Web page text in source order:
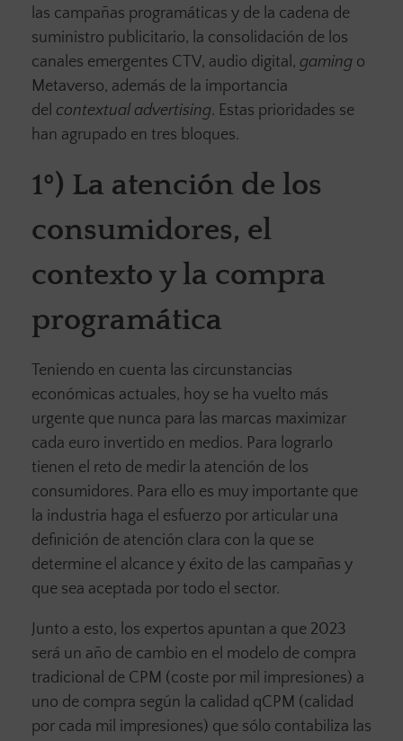
las campañas programáticas y de la cadena de
suministro publicitario, la consolidación de los
canales emergentes CTV, audio digital, gaming o
Metaverso, además de la importancia
del contextual advertising. Estas prioridades se
han agrupado en tres bloques.
1º) La atención de los
consumidores, el
contexto y la compra
programática
Teniendo en cuenta las circunstancias
económicas actuales, hoy se ha vuelto más
urgente que nunca para las marcas maximizar
cada euro invertido en medios. Para lograrlo
tienen el reto de medir la atención de los
consumidores. Para ello es muy importante que
la industria haga el esfuerzo por articular una
definición de atención clara con la que se
determine el alcance y éxito de las campañas y
que sea aceptada por todo el sector.
Junto a esto, los expertos apuntan a que 2023
será un año de cambio en el modelo de compra
tradicional de CPM (coste por mil impresiones) a
uno de compra según la calidad qCPM (calidad
por cada mil impresiones) que sólo contabiliza las